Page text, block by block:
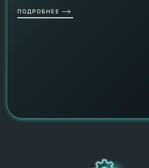
ПОДРОБНЕЕ